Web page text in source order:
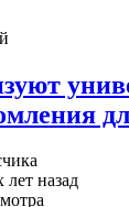
лет назад